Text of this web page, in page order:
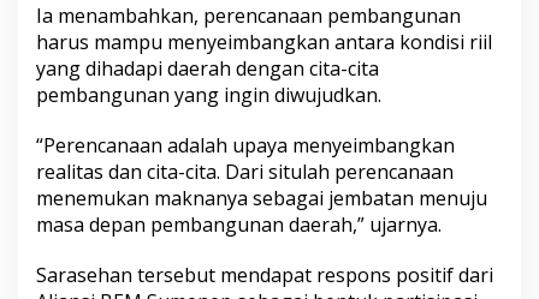
Ia menambahkan, perencanaan pembangunan
harus mampu menyeimbangkan antara kondisi riil
yang dihadapi daerah dengan cita-cita
pembangunan yang ingin diwujudkan.
“Perencanaan adalah upaya menyeimbangkan
realitas dan cita-cita. Dari situlah perencanaan
menemukan maknanya sebagai jembatan menuju
masa depan pembangunan daerah,” ujarnya.
Sarasehan tersebut mendapat respons positif dari